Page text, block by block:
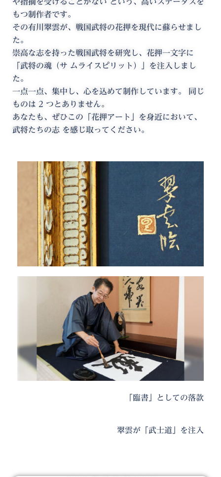
もつ制作者です。
その有川翠雲が、戦国武将の花押を現代に蘇らせまし
た。
崇高な志を持った戦国武将を研究し、花押一文字に
「武将の魂（サ ムライスピリット）」を注入しまし
た。
一点一点、集中し、心を込めて制作しています。 同じ
ものは 2 つとありません。
あなたも、ぜひこの「花押アート」を身近において、
武将たちの志 を感じ取ってください。
「臨書」としての落款
翠雲が「武士道」を注入